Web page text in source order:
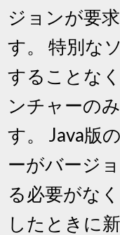
ジョンが要
す。 特別な
することな
ンチャーの
す。 Java版
ーがバージ
る必要がな
したときに